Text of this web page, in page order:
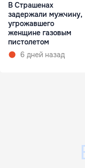
В Страшенах
задержали мужчину,
угрожавшего
женщине газовым
пистолетом
6 дней назад